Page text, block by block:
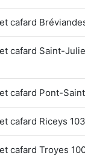
cafard
cafard Saint-
cafard Pont-
cafard Riceys
cafard Troyes